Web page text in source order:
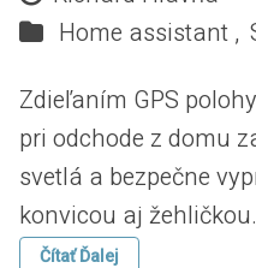
Home assistant ,
Zdieľaním GPS
pri odchode z domu
svetlá a bezpečne
konvicou aj žehličkou.
Čítať Ďalej